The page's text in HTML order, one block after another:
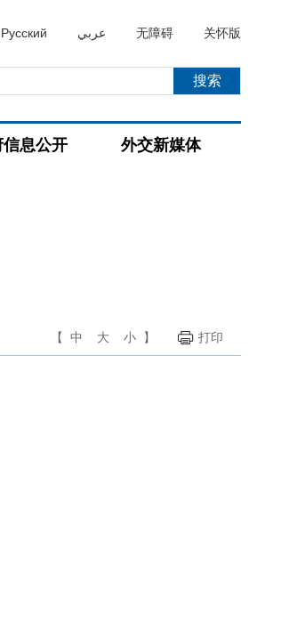
Русский عربي 无障碍 关怀版
信息公开 外交新媒体
【 中 大 小 】 打印